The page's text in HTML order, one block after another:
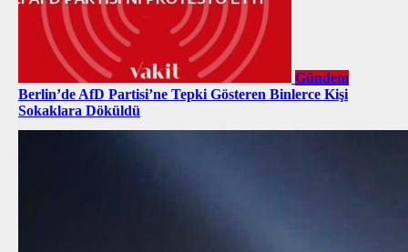
Gündem
Berlin’de AfD Partisi’ne Tepki Gösteren Binlerce Kişi
Sokaklara Döküldü